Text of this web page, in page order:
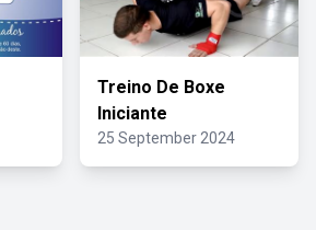
Treino De Boxe
Iniciante
25 September 2024